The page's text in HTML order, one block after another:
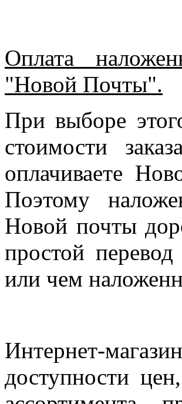
Оплата
"Новой Почты".
При выборе
стоимости
оплачиваете
Поэтому
Новой почты
простой
или чем
Интернет-
доступности